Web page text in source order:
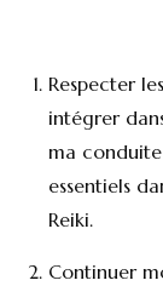
Respecter
intégrer
ma
essentiels
Reiki.
Continuer